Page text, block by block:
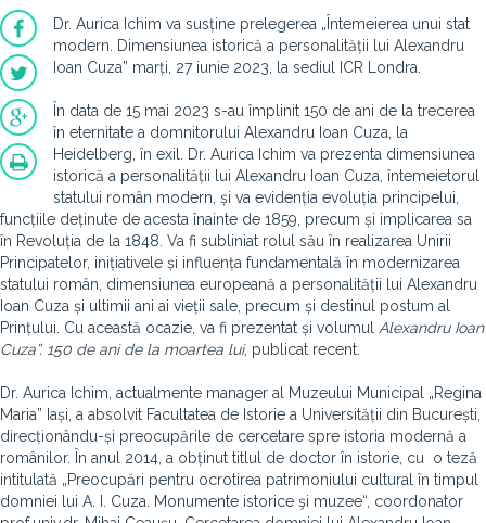
Dr. Aurica Ichim va susține prelegerea „Întemeierea unui stat
modern. Dimensiunea istorică a personalității lui Alexandru
Ioan Cuza” marți, 27 iunie 2023, la sediul ICR Londra.
În data de 15 mai 2023 s-au împlinit 150 de ani de la trecerea
în eternitate a domnitorului Alexandru Ioan Cuza, la
Heidelberg, în exil. Dr. Aurica Ichim va prezenta dimensiunea
istorică a personalității lui Alexandru Ioan Cuza, întemeietorul
statului român modern, și va evidenția evoluția principelui,
funcțiile deținute de acesta înainte de 1859, precum și implicarea sa
în Revoluția de la 1848. Va fi subliniat rolul său în realizarea Unirii
Principatelor, inițiativele și influența fundamentală în modernizarea
statului român, dimensiunea europeană a personalității lui Alexandru
Ioan Cuza și ultimii ani ai vieții sale, precum și destinul postum al
Prințului. Cu această ocazie, va fi prezentat și volumul Alexandru Ioan
Cuza”. 150 de ani de la moartea lui, publicat recent.
Dr. Aurica Ichim, actualmente manager al Muzeului Municipal „Regina
Maria” Iași, a absolvit Facultatea de Istorie a Universității din București,
direcționându-și preocupările de cercetare spre istoria modernă a
românilor. În anul 2014, a obținut titlul de doctor în istorie, cu o teză
intitulată „Preocupări pentru ocrotirea patrimoniului cultural în timpul
domniei lui A. I. Cuza. Monumente istorice şi muzee“, coordonator